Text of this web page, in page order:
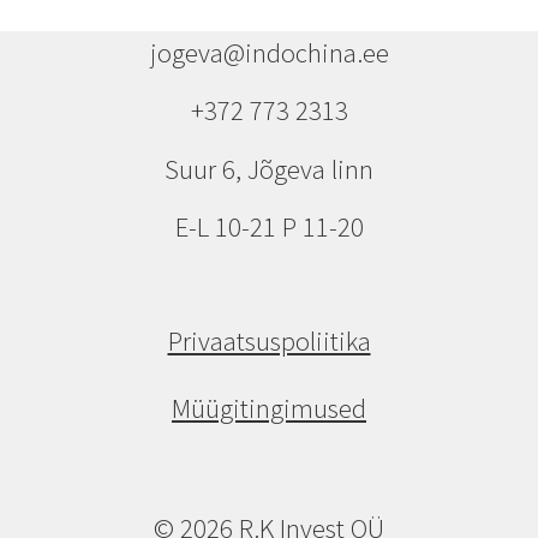
jogeva@indochina.ee
+372 773 2313
Suur 6, Jõgeva linn
E-L 10-21 P 11-20
Privaatsuspoliitika
Müügitingimused
© 2026 R.K Invest OÜ